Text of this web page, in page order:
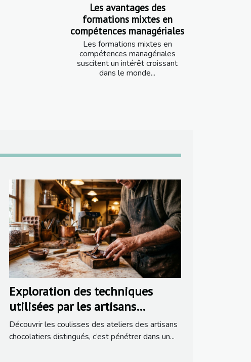
Les avantages des
formations mixtes en
compétences managériales
Les formations mixtes en
compétences managériales
suscitent un intérêt croissant
dans le monde...
Exploration des techniques
utilisées par les artisans
chocolatiers distingués
Découvrir les coulisses des ateliers des artisans
chocolatiers distingués, c’est pénétrer dans un...